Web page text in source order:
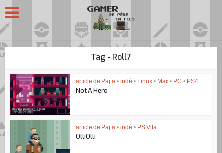
Tag - Roll7
article de Papa • indé • Linux • Mac • PC • PS4
Not A Hero
article de Papa • indé • PS Vita
OlliOlli